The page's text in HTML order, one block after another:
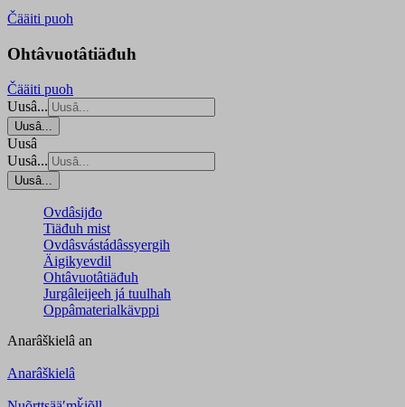
Čääiti puoh
Ohtâvuotâtiäđuh
Čääiti puoh
Uusâ...
Uusâ...
Uusâ
Uusâ...
Uusâ...
Ovdâsijđo
Tiäđuh mist
Ovdâsvástádâssyergih
Äigikyevdil
Ohtâvuotâtiäđuh
Jurgâleijeeh já tuulhah
Oppâmaterialkävppi
Anarâškielâ an
Anarâškielâ